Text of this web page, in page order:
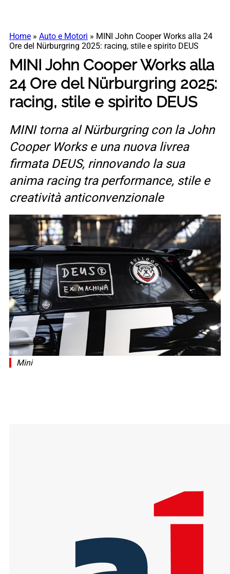
Home » Auto e Motori » MINI John Cooper Works alla 24
Ore del Nürburgring 2025: racing, stile e spirito DEUS
MINI John Cooper Works alla
24 Ore del Nürburgring 2025:
racing, stile e spirito DEUS
MINI torna al Nürburgring con la John
Cooper Works e una nuova livrea
firmata DEUS, rinnovando la sua
anima racing tra performance, stile e
creatività anticonvenzionale
Mini